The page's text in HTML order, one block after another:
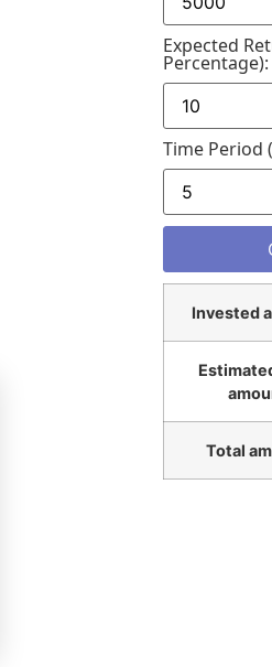
Expected
Percentage):
Time Period
Invested
Total